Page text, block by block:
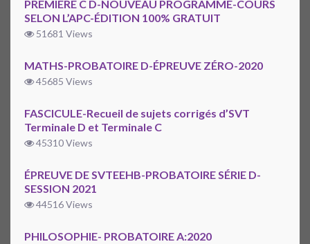
PREMIÈRE C D-NOUVEAU PROGRAMME-COURS
SELON L’APC-ÉDITION 100% GRATUIT
51681 Views
MATHS-PROBATOIRE D-ÉPREUVE ZÉRO-2020
45685 Views
FASCICULE-Recueil de sujets corrigés d’SVT
Terminale D et Terminale C
45310 Views
ÉPREUVE DE SVTEEHB-PROBATOIRE SÉRIE D-
SESSION 2021
44516 Views
PHILOSOPHIE- PROBATOIRE A:2020